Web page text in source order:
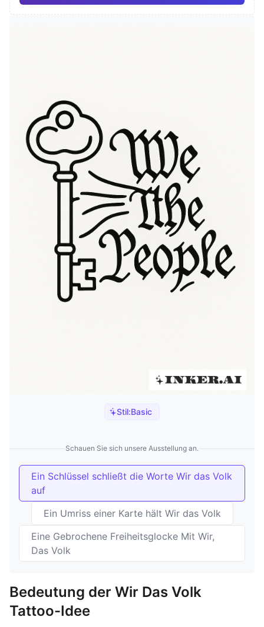
Stil:Basic
Schauen Sie sich unsere Ausstellung an.
Ein Schlüssel schließt die Worte Wir das Volk
auf
Ein Umriss einer Karte hält Wir das Volk
Eine Gebrochene Freiheitsglocke Mit Wir,
Das Volk
Bedeutung der Wir Das Volk
Tattoo-Idee